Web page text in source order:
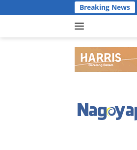
ke
Breaking News